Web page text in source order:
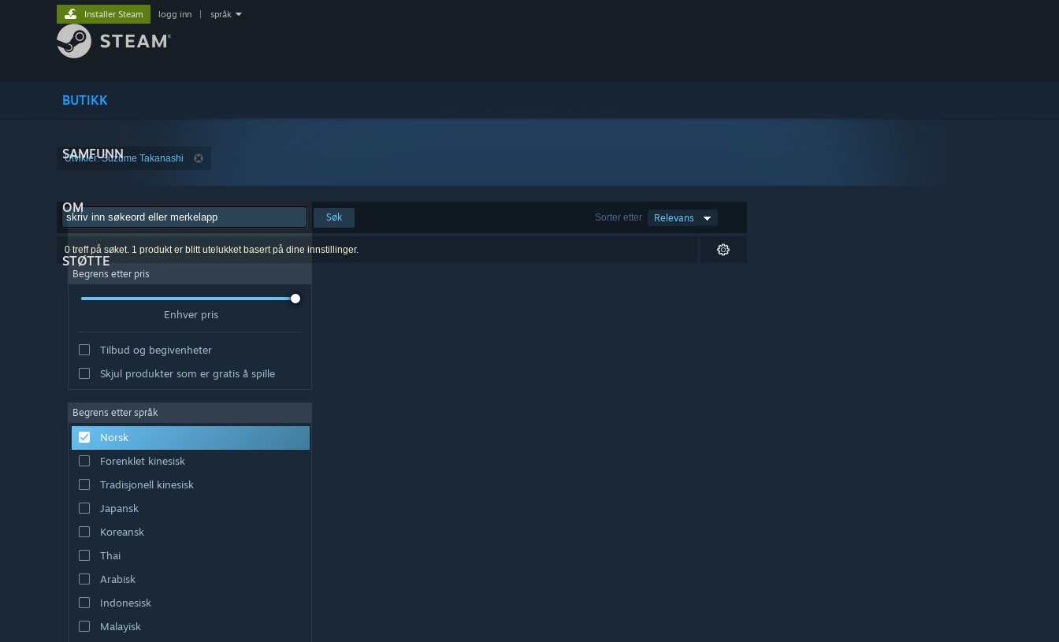
BUTIKK
SAMFUNN
OM
STØTTE
Installer Steam logg inn språk
Utvikler: Suzume Takanashi
Sorter etter Relevans
Søk
0 treff på søket. 1 produkt er blitt utelukket basert på dine innstillinger.
Begrens etter pris
Enhver pris
Tilbud og begivenheter
Skjul produkter som er gratis å spille
Begrens etter språk
Norsk
Forenklet kinesisk
Tradisjonell kinesisk
Japansk
Koreansk
Thai
Arabisk
Indonesisk
Malayisk